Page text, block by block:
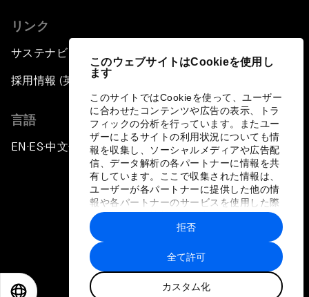
このウェブサイトはCookieを使用し
ます
このサイトではCookieを使って、ユーザー
に合わせたコンテンツや広告の表示、トラ
フィックの分析を行っています。またユー
ザーによるサイトの利用状況についても情
報を収集し、ソーシャルメディアや広告配
信、データ解析の各パートナーに情報を共
有しています。ここで収集された情報は、
ユーザーが各パートナーに提供した他の情
報や各パートナーのサービスを使用した際
に収集された情報と組み合わされ、各パー
トナーによって使用されることがありま
す。
全て許可
カスタム化
拒否
リンク
サステナビリティへの取り組み
採用情報 (英語のみ)
言語
EN ▪ES▪中文▪ 日本語
プライバシーポリシーと利用規約
サイトマップ
©
世界経済フォーラム